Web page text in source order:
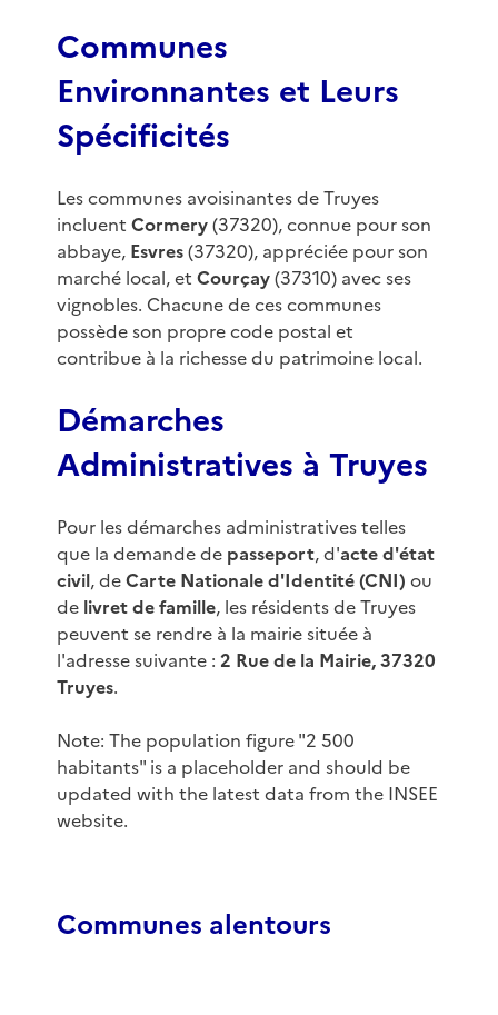
Communes
Environnantes et Leurs
Spécificités
Les communes avoisinantes de Truyes
incluent Cormery(37320), connue pour son
abbaye, Esvres(37320), appréciée pour son
marché local, et Courçay(37310) avec ses
vignobles. Chacune de ces communes
possède son propre code postal et
contribue à la richesse du patrimoine local.
Démarches
Administratives à Truyes
Pour les démarches administratives telles
que la demande de passeport, d'acte d'état
civil, deCarte Nationale d'Identité (CNI) ou
de livret de famille, les résidents de Truyes
peuvent se rendre à la mairie située à
l'adresse suivante : 2 Rue de la Mairie, 37320
Truyes.
Note: The population figure "2 500
habitants" is a placeholder and should be
updated with the latest data from the INSEE
website.
Communes alentours